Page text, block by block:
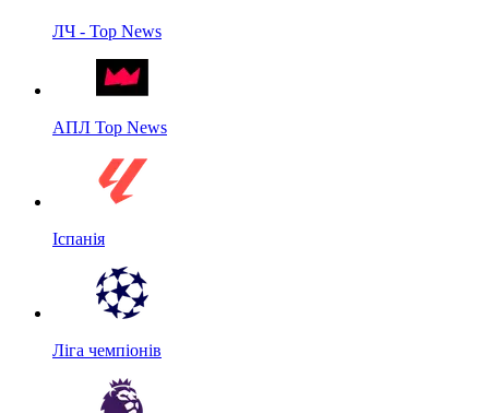
ЛЧ - Top News
АПЛ Top News
Іспанія
Ліга чемпіонів